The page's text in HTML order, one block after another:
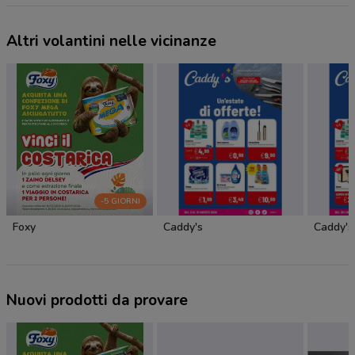
Altri volantini nelle vicinanze
-5 GIORNI
Foxy Caddy's Caddy's
Nuovi prodotti da provare